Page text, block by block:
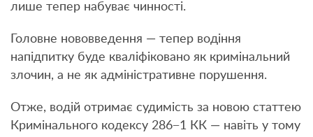
лише тепер набуває чинності.
Головне нововведення — тепер водіння
напідпитку буде кваліфіковано як кримінальний
злочин, а не як адміністративне порушення.
Отже, водій отримає судимість за новою статтею
Кримінального кодексу 286−1 КК — навіть у тому